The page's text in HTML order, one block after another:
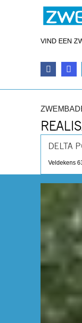
VIND EEN
DELTA
Veldekens